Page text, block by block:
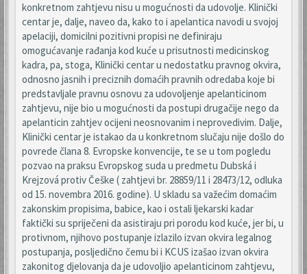
konkretnom zahtjevu nisu u mogućnosti da udovolje. Klinički
centar je, dalje, naveo da, kako to i apelantica navodi u svojoj
apelaciji, domicilni pozitivni propisi ne definiraju
omogućavanje rađanja kod kuće u prisutnosti medicinskog
kadra, pa, stoga, Klinički centar u nedostatku pravnog okvira,
odnosno jasnih i preciznih domaćih pravnih odredaba koje bi
predstavljale pravnu osnovu za udovoljenje apelanticinom
zahtjevu, nije bio u mogućnosti da postupi drugačije nego da
apelanticin zahtjev ocijeni neosnovanim i neprovedivim. Dalje,
Klinički centar je istakao da u konkretnom slučaju nije došlo do
povrede člana 8. Evropske konvencije, te se u tom pogledu
pozvao na praksu Evropskog suda u predmetu Dubská i
Krejzová protiv Češke ( zahtjevi br. 28859/11 i 28473/12, odluka
od 15. novembra 2016. godine). U skladu sa važećim domaćim
zakonskim propisima, babice, kao i ostali ljekarski kadar
faktički su spriječeni da asistiraju pri porodu kod kuće, jer bi, u
protivnom, njihovo postupanje izlazilo izvan okvira legalnog
postupanja, posljedično čemu bi i KCUS izašao izvan okvira
zakonitog djelovanja da je udovoljio apelanticinom zahtjevu,